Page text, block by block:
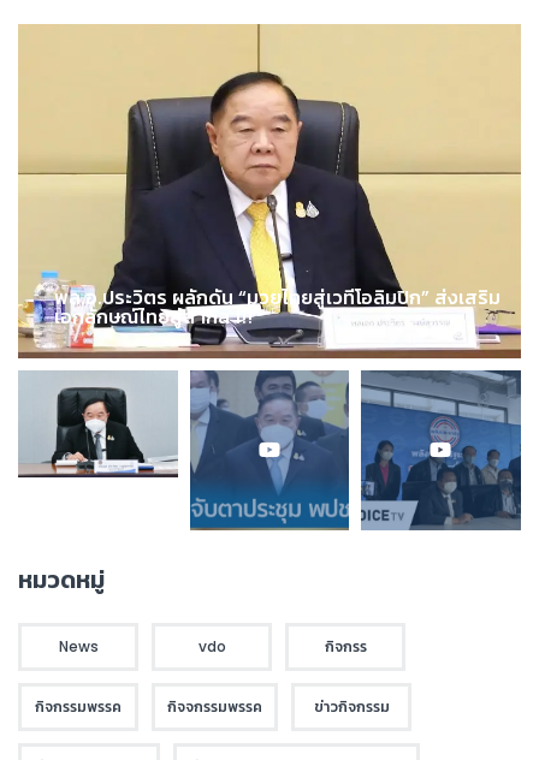
พล.อ.ประวิตร ผลักดัน “มวยไทยสู่เวทีโอลิมปิก” ส่งเสริม
เอกลักษณ์ไทยสู่สากล !!!
หมวดหมู่
News vdo กิจกรร
กิจกรรมพรรค กิจจกรรมพรรค ข่าวกิจกรรม